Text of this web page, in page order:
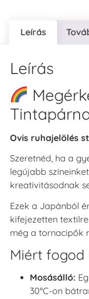
Leírás
Leírás
Ovis ruhajelölés
Szeretnéd, ha a
legújabb
kreativitásodnak
Ezek a Japánból
kifejezetten
még a tornacipők
Miért fogod
Mosásálló:
30°C-on